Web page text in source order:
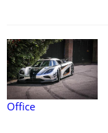
Office